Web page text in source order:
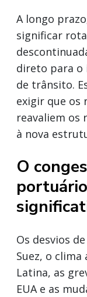
A longo
significar
direto para o
de trânsito.
exigir que os
reavaliem os
à nova
O
Os desvios
Suez, o clima
Latina, as
EUA e as